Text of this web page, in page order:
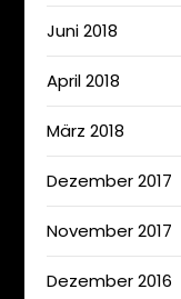
Juni 2018
April 2018
März 2018
Dezember 2017
November 2017
Dezember 2016